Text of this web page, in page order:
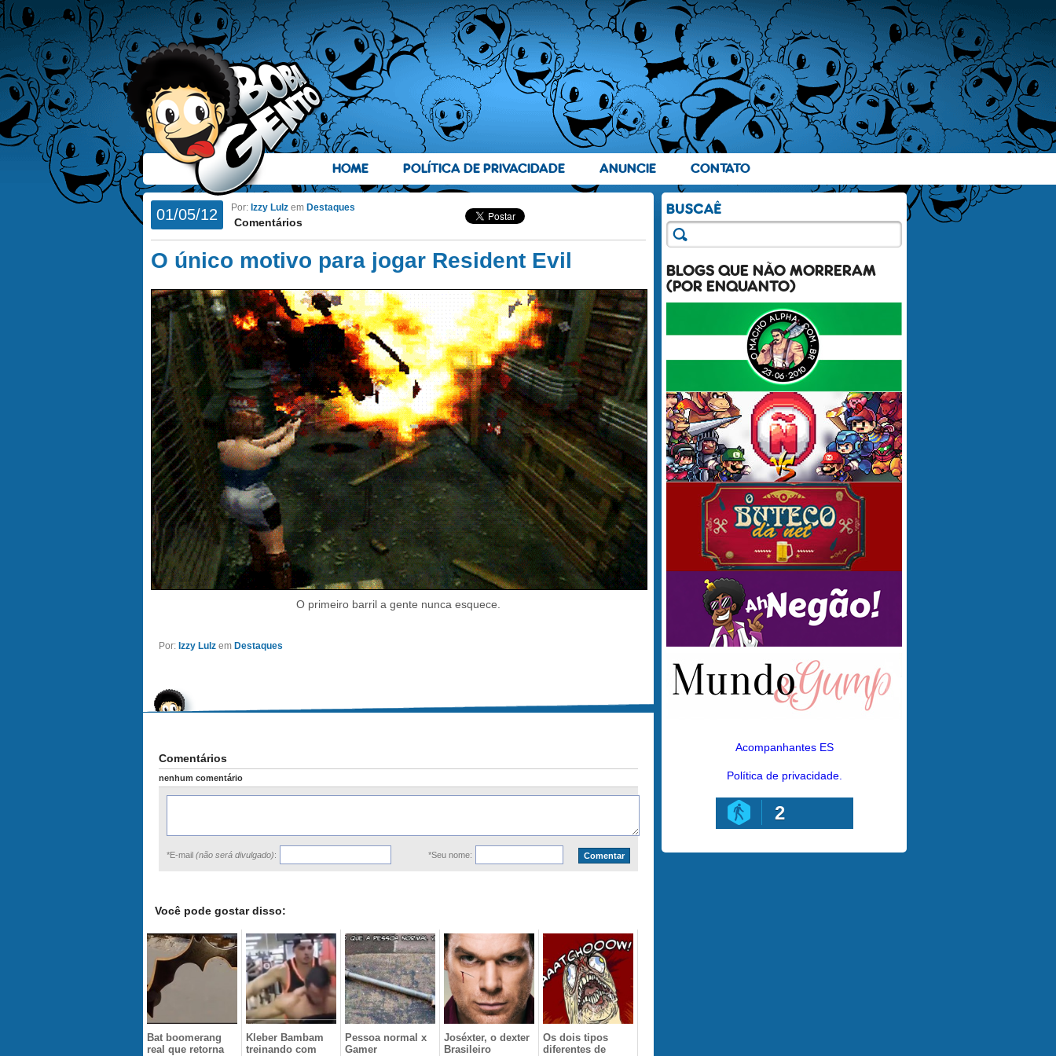
HOME POLÍTICA DE PRIVACIDADE ANUNCIE CONTATO
01/05/12 Por: Izzy Lulz em Destaques
Comentários
O único motivo para jogar Resident Evil
O primeiro barril a gente nunca esquece.
Por: Izzy Lulz em Destaques
Comentários
nenhum comentário
*E-mail (não será divulgado): *Seu nome:
Você pode gostar disso:
Bat boomerang
real que retorna
Kleber Bambam
treinando com
Pessoa normal x
Gamer
Joséxter, o dexter
Brasileiro
Os dois tipos
diferentes de
BLOGS QUE NÃO MORRERAM
(POR ENQUANTO)
Acompanhantes ES
Política de privacidade.
2